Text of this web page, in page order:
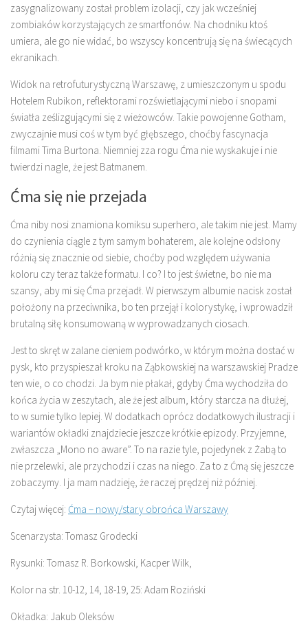
zasygnalizowany został problem izolacji, czy jak wcześniej
zombiaków korzystających ze smartfonów. Na chodniku ktoś
umiera, ale go nie widać, bo wszyscy koncentrują się na świecących
ekranikach.
Widok na retrofuturystyczną Warszawę, z umieszczonym u spodu
Hotelem Rubikon, reflektorami rozświetlającymi niebo i snopami
światła ześlizgującymi się z wieżowców. Takie powojenne Gotham,
zwyczajnie musi coś w tym być głębszego, choćby fascynacja
filmami Tima Burtona. Niemniej zza rogu Ćma nie wyskakuje i nie
twierdzi nagle, że jest Batmanem.
Ćma się nie przejada
Ćma niby nosi znamiona komiksu superhero, ale takim nie jest. Mamy
do czynienia ciągle z tym samym bohaterem, ale kolejne odsłony
różnią się znacznie od siebie, choćby pod względem używania
koloru czy teraz także formatu. I co? I to jest świetne, bo nie ma
szansy, aby mi się Ćma przejadł. W pierwszym albumie nacisk został
położony na przeciwnika, bo ten przejął i kolorystykę, i wprowadził
brutalną siłę konsumowaną w wyprowadzanych ciosach.
Jest to skręt w zalane cieniem podwórko, w którym można dostać w
pysk, kto przyspieszał kroku na Ząbkowskiej na warszawskiej Pradze
ten wie, o co chodzi. Ja bym nie płakał, gdyby Ćma wychodziła do
końca życia w zeszytach, ale że jest album, który starcza na dłużej,
to w sumie tylko lepiej. W dodatkach oprócz dodatkowych ilustracji i
wariantów okładki znajdziecie jeszcze krótkie epizody. Przyjemne,
zwłaszcza „Mono no aware”. To na razie tyle, pojedynek z Żabą to
nie przelewki, ale przychodzi i czas na niego. Za to z Ćmą się jeszcze
zobaczymy. I ja mam nadzieję, że raczej prędzej niż później.
Czytaj więcej: Ćma – nowy/stary obrońca Warszawy
Scenarzysta: Tomasz Grodecki
Rysunki: Tomasz R. Borkowski, Kacper Wilk,
Kolor na str. 10-12, 14, 18-19, 25: Adam Roziński
Okładka: Jakub Oleksów